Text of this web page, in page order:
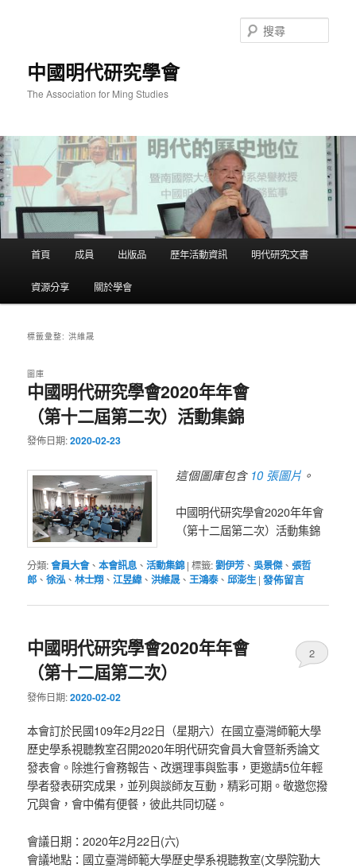
中國明代研究學會
The Association for Ming Studies
尋
首頁 成員 出版品 歷年活動資訊 明代研究文書
資源分享 關於學會
標籤彙整:洪維晟
中國明代研究學會2020年年會
（第十二屆第二次）活動集錦
圖庫
發佈日期:2020-02-23
這個圖庫包含 10 張圖片 。
中國明代研究學會2020年年會
（第十二屆第二次）活動集錦
分類:會員大會、本會訊息、活動集錦 |標籤:劉伊芳、吳景傑、張哲
郎 、徐泓、林士翔 、江昱緯、洪維晟、王鴻泰、邱澎生 |發佈留言
中國明代研究學會2020年年會
（第十二屆第二次）
發佈日期:2020-02-02
2
本會訂於民國109年2月22日（星期六）在國立臺灣師範大學
歷史學系視聽教室召開2020年明代研究會員大會暨新秀論文
發表會。除進行會務報告、改選理事與監事，更邀請5位年輕
學者發表研究成果，並列與談師友互動，精彩可期。敬邀您撥
冗與會，會中備有便餐，彼此共同切磋。
會議日期：2020年2月22日(六)
會議地點：國立臺灣師範大學歷史學系視聽教室(文學院勤大